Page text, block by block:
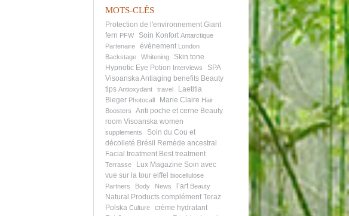
MOTS-CLÉS
Protection de l'environnement Giant
fern PFW Soin Konfort Antarctique
Partenaire
évènement London
Backstage
Whitening
Skin tone
Hypnotic Eye Potion Interviews
SPA
VisoanskaAntiaging benefits Beauty
tips Antioxydant travel
Laetitia
Bleger Photocall Marie Claire Hair
Boosters
Anti poche et cerne Beauty
room Visoanska women
supplements
Soin du Cou et
décolleté Brésil
Remède ancestral
Facial treatment Best treatment
Terrasse Lux Magazine Soin avec
vue sur la tour eiffel biocellulose
Partners
Body News l’art Beauty
Natural Products complément Teraz
Polska Culture
crème hydratant